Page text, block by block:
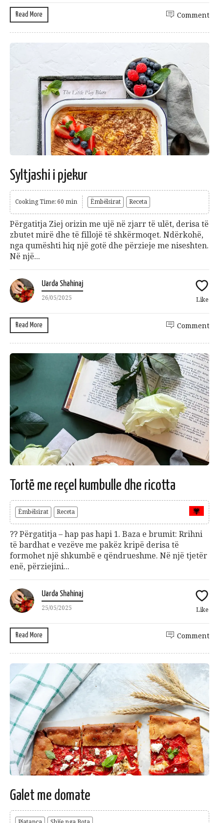
Read More Comment
Syltjashi i pjekur
Cooking Time: 60 min Ëmbëlsirat Receta
Përgatitja Ziej orizin me ujë në zjarr të ulët, derisa të
zbutet mirë dhe të fillojë të shkërmoqet. Ndërkohë,
nga qumështi hiq një gotë dhe përzieje me niseshten.
Në një...
Uarda Shahinaj
26/05/2025 Like
Read More Comment
Tortë me reçel kumbulle dhe ricotta
Ëmbëlsirat Receta
?‍? Përgatitja – hap pas hapi 1. Baza e brumit: Rrihni
të bardhat e vezëve me pakëz kripë derisa të
formohet një shkumbë e qëndrueshme. Në një tjetër
enë, përziejini...
Uarda Shahinaj
25/05/2025 Like
Read More Comment
Galet me domate